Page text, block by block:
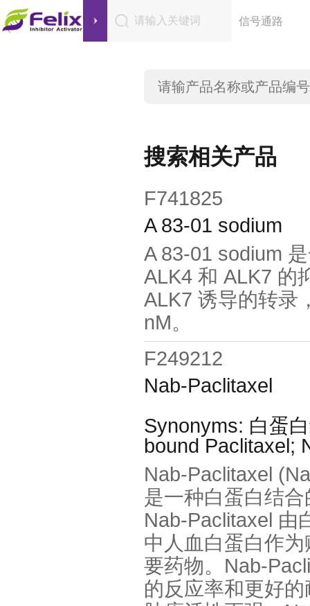
请输入关键词 信号通路
搜索相关产品
F741825
A 83-01 sodium
A 83-01 sodium
ALK4 和 ALK7 的
ALK7 诱导的转录
nM。
F249212
Nab-Paclitaxel
Synonyms: 白蛋
bound Paclitaxel;
Nab-Paclitaxel
是一种白蛋白结
Nab-Paclitaxel 由
中人血白蛋白作
要药物。Nab-
的反应率和更好